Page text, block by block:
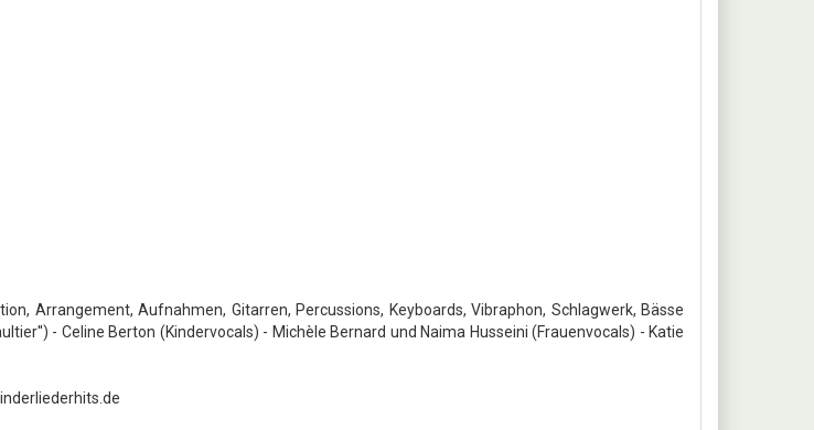
Arrangement, Aufnahmen, Gitarren, Percussions, Keyboards, Vibraphon, Schlagwerk, Bässe
- Celine Berton (Kindervocals) - Michèle Bernard und Naima Husseini (Frauenvocals) - Katie